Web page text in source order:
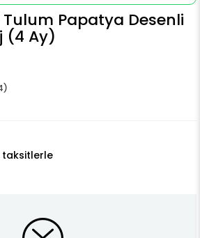
Tulum Papatya Desenli
(4 Ay)
taksitlerle